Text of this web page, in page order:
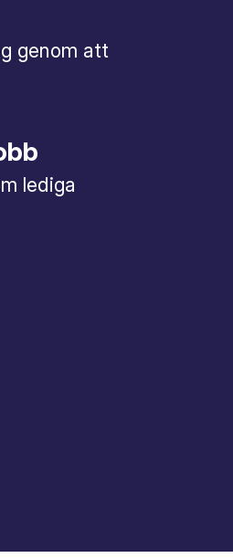
genom att
lediga